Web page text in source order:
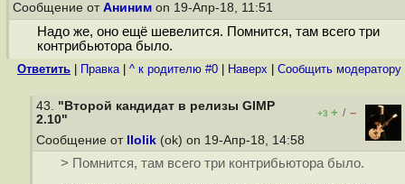
Сообщение от Аниним on 19-Апр-18, 11:51
Надо же, оно ещё шевелится. Помнится, там всего три
контрибьютора было.
Ответить Правка| ^ к родителю #0 Наверх Cообщить модератору
43. "Второй кандидат в релизы GIMP
2.10"
+3 + / –
Сообщение от llolik (ok) on 19-Апр-18, 14:58
> Помнится, там всего три контрибьютора было.